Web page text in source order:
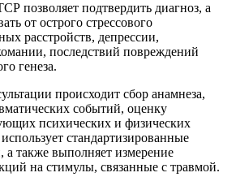
позволяет подтвердить диагноз, а
от острого стрессового
расстройств, депрессии,
последствий повреждений
генеза.
происходит сбор анамнеза,
событий, оценку
психических и физических
использует стандартизированные
также выполняет измерение
на стимулы, связанные с травмой.